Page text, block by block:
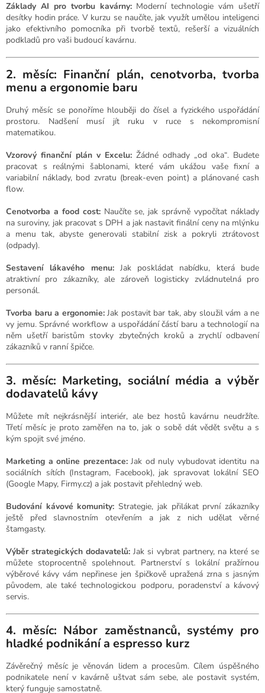
Základy AI pro tvorbu kavárny:Moderní technologie vám ušetří
desítky hodin práce. V kurzu se naučíte, jak využít umělou inteligenci
jako efektivního pomocníka při tvorbě textů, rešerší a vizuálních
podkladů pro vaši budoucí kavárnu.
2. měsíc: Finanční plán, cenotvorba, tvorba
menu a ergonomie baru
Druhý měsíc se ponoříme hlouběji do čísel a fyzického uspořádání
prostoru. Nadšení musí jít ruku v ruce s nekompromisní
matematikou.
Vzorový finanční plán v Excelu: Žádné odhady „od oka“. Budete
pracovat s reálnými šablonami, které vám ukážou vaše fixní a
variabilní náklady, bod zvratu (break-even point) a plánované cash
flow.
Cenotvorba a food cost:Naučíte se, jak správně vypočítat náklady
na suroviny, jak pracovat s DPH a jak nastavit finální ceny na mlýnku
a menu tak, abyste generovali stabilní zisk a pokryli ztrátovost
(odpady).
Sestavení lákavého menu:Jak poskládat nabídku, která bude
atraktivní pro zákazníky, ale zároveň logisticky zvládnutelná pro
personál.
Tvorba baru a ergonomie:Jak postavit bar tak, aby sloužil vám a ne
vy jemu. Správné workflow a uspořádání částí baru a technologií na
něm ušetří baristům stovky zbytečných kroků a zrychlí odbavení
zákazníků v ranní špičce.
3. měsíc: Marketing, sociální média a výběr
dodavatelů kávy
Můžete mít nejkrásnější interiér, ale bez hostů kavárnu neudržíte.
Třetí měsíc je proto zaměřen na to, jak o sobě dát vědět světu a s
kým spojit své jméno.
Marketing a online prezentace:Jak od nuly vybudovat identitu na
sociálních sítích (Instagram, Facebook), jak spravovat lokální SEO
(Google Mapy, Firmy.cz) a jak postavit přehledný web.
Budování kávové komunity: Strategie, jak přilákat první zákazníky
ještě před slavnostním otevřením a jak z nich udělat věrné
štamgasty.
Výběr strategických dodavatelů: Jak si vybrat partnery, na které se
můžete stoprocentně spolehnout. Partnerství s lokální pražírnou
výběrové kávy vám nepřinese jen špičkově upražená zrna s jasným
původem, ale také technologickou podporu, poradenství a kávový
servis.
4. měsíc: Nábor zaměstnanců, systémy pro
hladké podnikání a espresso kurz
Závěrečný měsíc je věnován lidem a procesům. Cílem úspěšného
podnikatele není v kavárně uštvat sám sebe, ale postavit systém,
který funguje samostatně.